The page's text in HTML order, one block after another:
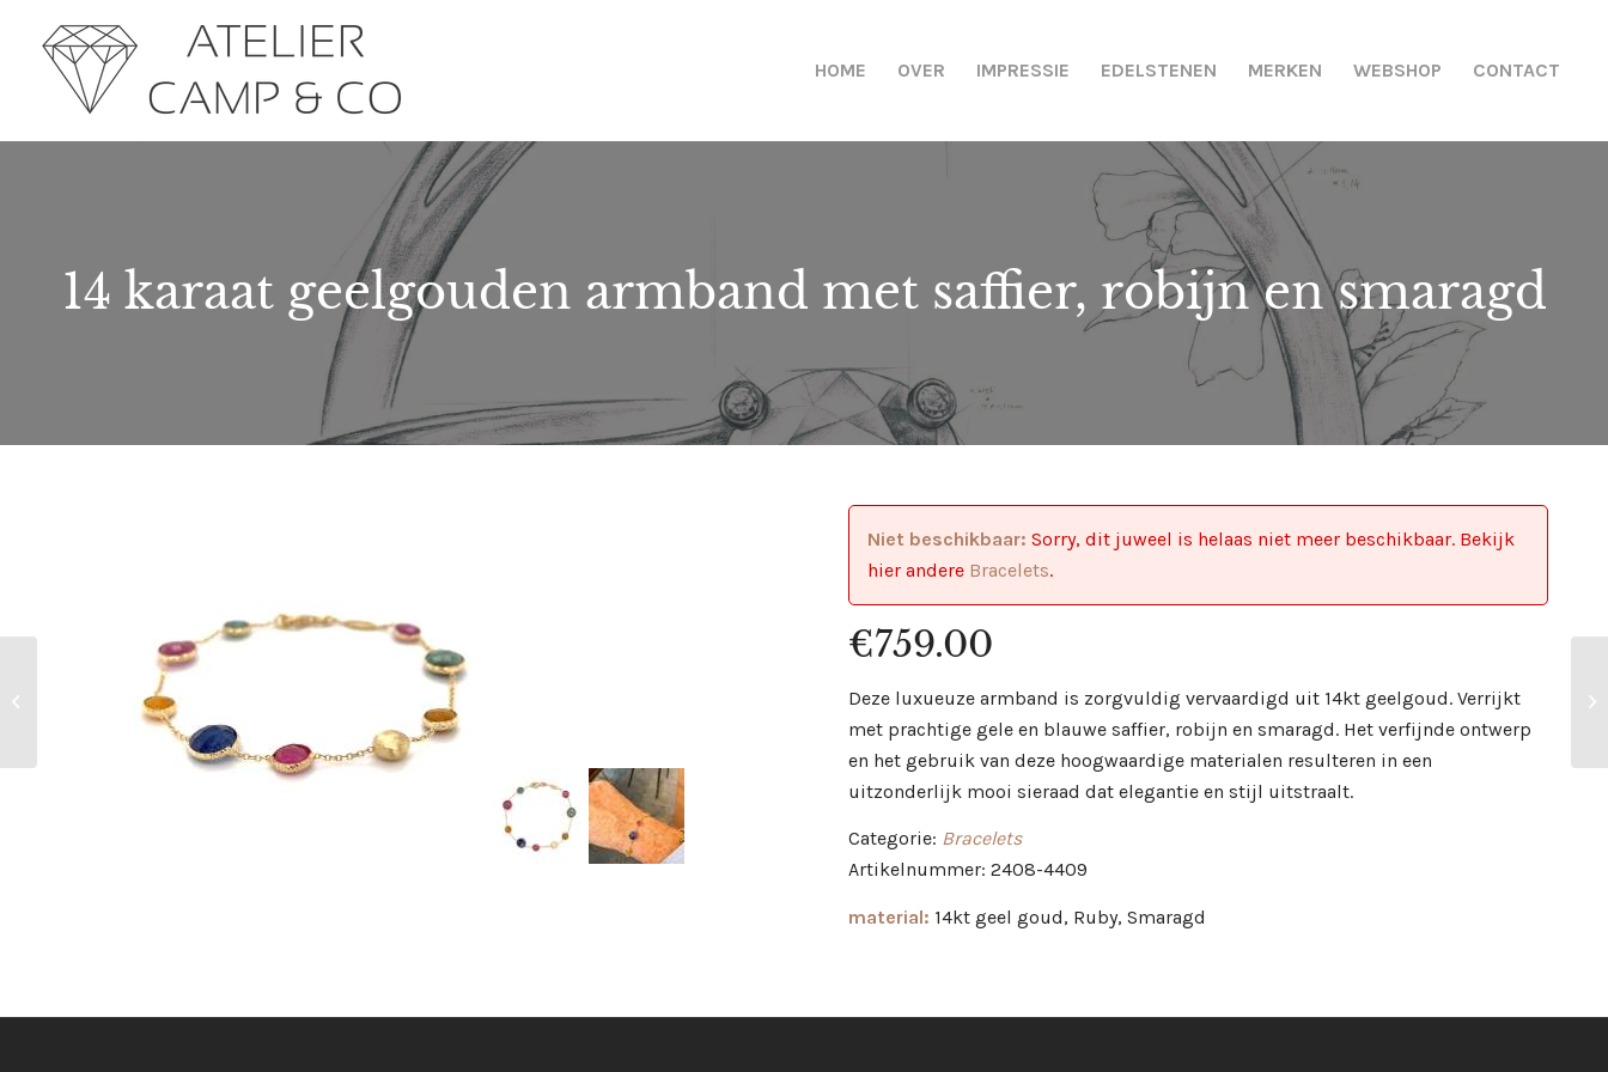
HOME OVER IMPRESSIE EDELSTENEN MERKEN WEBSHOP CONTACT
14 karaat geelgouden armband met saffier, robijn en smaragd
Niet beschikbaar: Sorry, dit juweel is helaas niet meer beschikbaar. Bekijk
hier andere Bracelets.
€759.00
Deze luxueuze armband is zorgvuldig vervaardigd uit 14kt geelgoud. Verrijkt
met prachtige gele en blauwe saffier, robijn en smaragd. Het verfijnde ontwerp
en het gebruik van deze hoogwaardige materialen resulteren in een
uitzonderlijk mooi sieraad dat elegantie en stijl uitstraalt.
Categorie: Bracelets
Artikelnummer: 2408-4409
material: 14kt geel goud, Ruby, Smaragd
14kt roségouden
armband met amethist,
rutielkwarts en